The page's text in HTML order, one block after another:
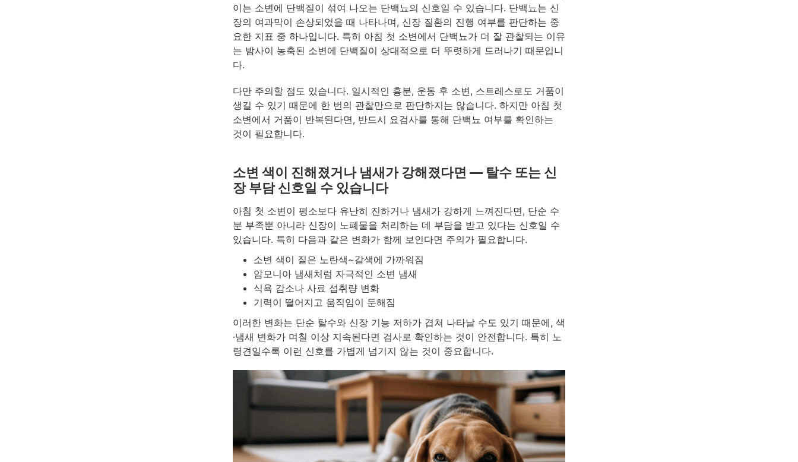
이는 소변에 단백질이 섞여 나오는 단백뇨의 신호일 수 있습니다. 단백뇨는 신
장의 여과막이 손상되었을 때 나타나며, 신장 질환의 진행 여부를 판단하는 중
요한 지표 중 하나입니다. 특히 아침 첫 소변에서 단백뇨가 더 잘 관찰되는 이유
는 밤사이 농축된 소변에 단백질이 상대적으로 더 뚜렷하게 드러나기 때문입니
다.
다만 주의할 점도 있습니다. 일시적인 흥분, 운동 후 소변, 스트레스로도 거품이
생길 수 있기 때문에 한 번의 관찰만으로 판단하지는 않습니다. 하지만 아침 첫
소변에서 거품이 반복된다면, 반드시 요검사를 통해 단백뇨 여부를 확인하는
것이 필요합니다.
소변 색이 진해졌거나 냄새가 강해졌다면 — 탈수 또는 신
장 부담 신호일 수 있습니다
아침 첫 소변이 평소보다 유난히 진하거나 냄새가 강하게 느껴진다면, 단순 수
분 부족뿐 아니라 신장이 노폐물을 처리하는 데 부담을 받고 있다는 신호일 수
있습니다. 특히 다음과 같은 변화가 함께 보인다면 주의가 필요합니다.
소변 색이 짙은 노란색~갈색에 가까워짐
암모니아 냄새처럼 자극적인 소변 냄새
식욕 감소나 사료 섭취량 변화
기력이 떨어지고 움직임이 둔해짐
이러한 변화는 단순 탈수와 신장 기능 저하가 겹쳐 나타날 수도 있기 때문에, 색
·냄새 변화가 며칠 이상 지속된다면 검사로 확인하는 것이 안전합니다. 특히 노
령견일수록 이런 신호를 가볍게 넘기지 않는 것이 중요합니다.